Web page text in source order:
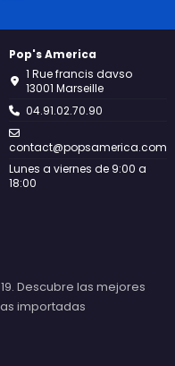
Pop's America
1 Rue francis davso
13001 Marseille
04.91.02.70.90
contact@popsamerica.com
Lunes a viernes de 9:00 a
18:00
Descubre las mejores
importadas